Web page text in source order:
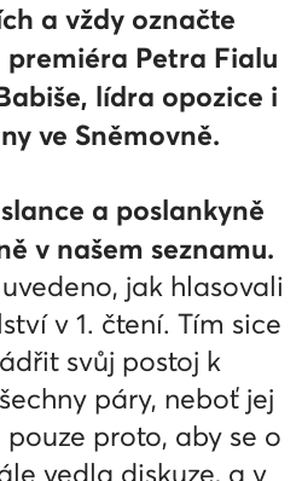
a vždy označte
premiéra Petra Fialu
lídra opozice i
ve Sněmovně.
a poslankyně
v našem seznamu.
jak hlasovali
v 1. čtení. Tím sice
svůj postoj k
páry, neboť jej
proto, aby se o
vedla diskuze, a v